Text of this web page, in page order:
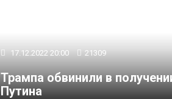
17.12.2022 20:00 21309
Трампа обвинили в
Путина